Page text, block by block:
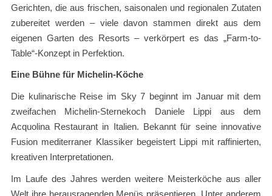
Gerichten, die aus frischen, saisonalen und regionalen Zutaten
zubereitet werden – viele davon stammen direkt aus dem
eigenen Garten des Resorts – verkörpert es das „Farm-to-
Table“-Konzept in Perfektion.
Eine Bühne für Michelin-Köche
Die kulinarische Reise im Sky 7 beginnt im Januar mit dem
zweifachen Michelin-Sternekoch Daniele Lippi aus dem
Acquolina Restaurant in Italien. Bekannt für seine innovative
Fusion mediterraner Klassiker begeistert Lippi mit raffinierten,
kreativen Interpretationen.
Im Laufe des Jahres werden weitere Meisterköche aus aller
Welt ihre herausragenden Menüs präsentieren. Unter anderem